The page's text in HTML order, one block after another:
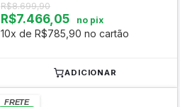
R$8.699,90
R$7.466,05 no pix
10x de R$785,90 no cartão
ADICIONAR